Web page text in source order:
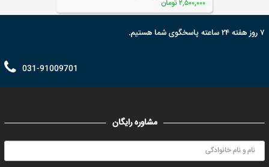
۲,۵۰۰,۰۰۰ تومان
۷ روز هفته ۲۴ ساعته پاسخگوی شما هستیم.
031-91009701
مشاوره رایگان